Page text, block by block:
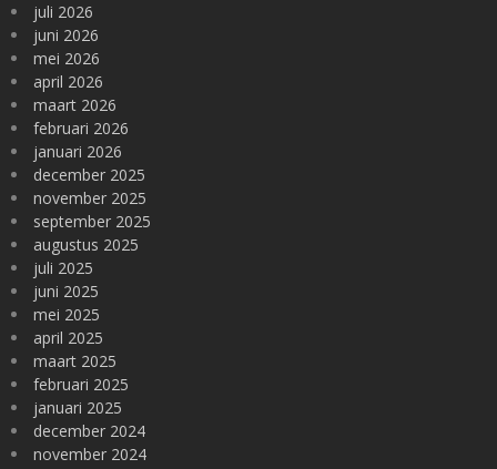
juli 2026
juni 2026
mei 2026
april 2026
maart 2026
februari 2026
januari 2026
december 2025
november 2025
september 2025
augustus 2025
juli 2025
juni 2025
mei 2025
april 2025
maart 2025
februari 2025
januari 2025
december 2024
november 2024